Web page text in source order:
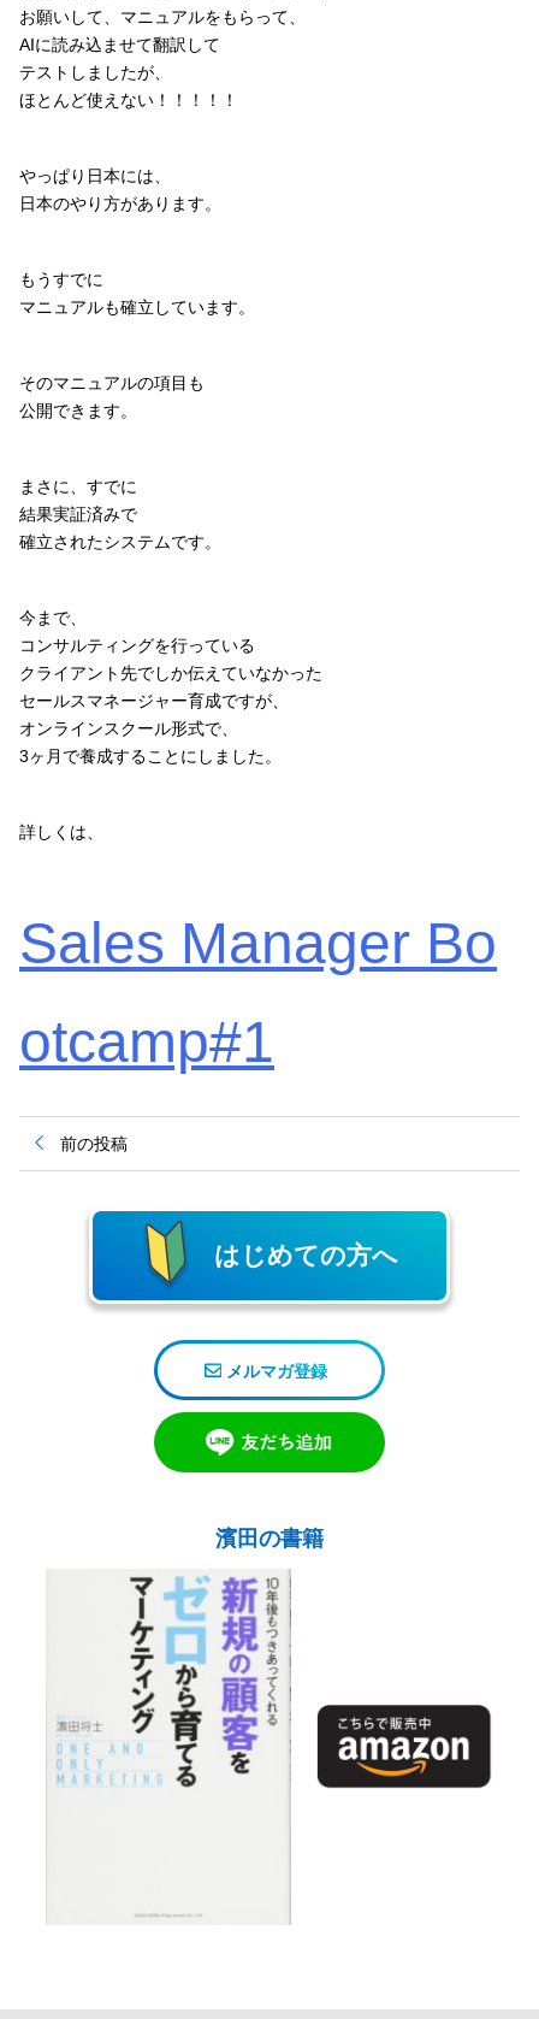
お願いして、マニュアルをもらって、
AIに読み込ませて翻訳して
テストしましたが、
ほとんど使えない！！！！！
やっぱり日本には、
日本のやり方があります。
もうすでに
マニュアルも確立しています。
そのマニュアルの項目も
公開できます。
まさに、すでに
結果実証済みで
確立されたシステムです。
今まで、
コンサルティングを行っている
クライアント先でしか伝えていなかった
セールスマネージャー育成ですが、
オンラインスクール形式で、
3ヶ月で養成することにしました。
詳しくは、
Sales Manager Bo
otcamp#1
ナ
前の投稿
はじめての方へ
メルマガ登録
濱田の書籍